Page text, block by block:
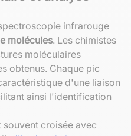
infrarouge
molécules. Les chimistes
moléculaires
obtenus. Chaque pic
d'une liaison
ainsi l'identification
croisée avec